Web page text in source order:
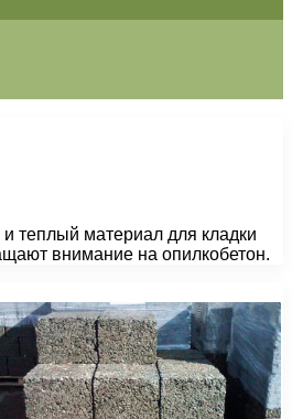
теплый материал для кладки
внимание на опилкобетон.